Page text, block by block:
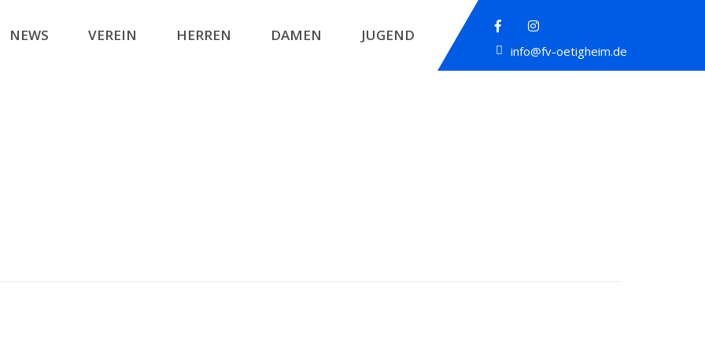
info@fv-oetigheim.de
NEWS VEREIN HERREN DAMEN JUGEND